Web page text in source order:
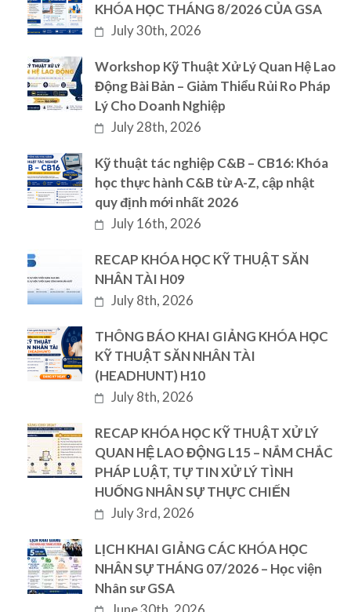
KHÓA HỌC THÁNG 8/2026 CỦA GSA
July 30th, 2026
Workshop Kỹ Thuật Xử Lý Quan Hệ Lao
Động Bài Bản – Giảm Thiểu Rủi Ro Pháp
Lý Cho Doanh Nghiệp
July 28th, 2026
Kỹ thuật tác nghiệp C&B – CB16: Khóa
học thực hành C&B từ A-Z, cập nhật
quy định mới nhất 2026
July 16th, 2026
RECAP KHÓA HỌC KỸ THUẬT SĂN
NHÂN TÀI H09
July 8th, 2026
THÔNG BÁO KHAI GIẢNG KHÓA HỌC
KỸ THUẬT SĂN NHÂN TÀI
(HEADHUNT) H10
July 8th, 2026
RECAP KHÓA HỌC KỸ THUẬT XỬ LÝ
QUAN HỆ LAO ĐỘNG L15 – NẮM CHẮC
PHÁP LUẬT, TỰ TIN XỬ LÝ TÌNH
HUỐNG NHÂN SỰ THỰC CHIẾN
July 3rd, 2026
LỊCH KHAI GIẢNG CÁC KHÓA HỌC
NHÂN SỰ THÁNG 07/2026 – Học viện
Nhân sư GSA